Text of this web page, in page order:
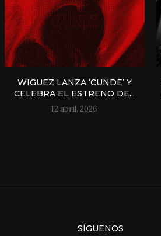
WIGUEZ LANZA ‘CUNDE’ Y
CELEBRA EL ESTRENO DE...
12 abril, 2026
SÍGUENOS